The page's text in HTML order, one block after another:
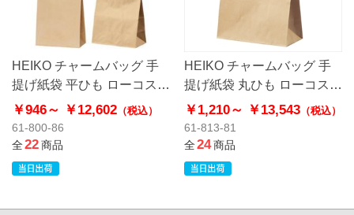
HEIKO チャームバッグ 手
提げ紙袋 平ひも ローコスト
タイプ 茶無地
￥946～ ￥12,602 （税込）
61-800-86
全22商品
HEIKO チャームバッグ 手
提げ紙袋 丸ひも ローコスト
タイプ 茶無地
￥1,210～ ￥13,543（税込）
61-813-81
全24商品